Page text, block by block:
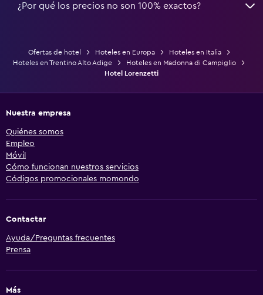
¿Por qué los precios no son 100% exactos?
Ofertas de hotel Hoteles en Europa
Hoteles en Italia
Hoteles en Trentino Alto Adige
Hoteles en Madonna di Campiglio
Hotel Lorenzetti
Nuestra empresa
Quiénes somos
Empleo
Móvil
Cómo funcionan nuestros servicios
Códigos promocionales momondo
Contactar
Ayuda/Preguntas frecuentes
Prensa
Más